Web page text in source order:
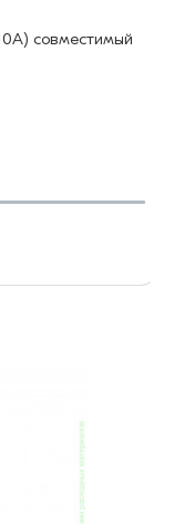
совместимый